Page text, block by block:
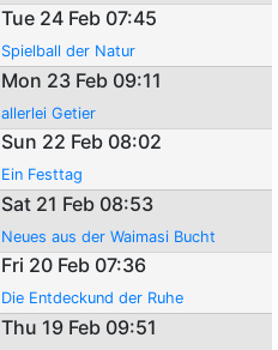
Tue 24 Feb 07:45
Spielball der Natur
Mon 23 Feb 09:11
allerlei Getier
Sun 22 Feb 08:02
Ein Festtag
Sat 21 Feb 08:53
Neues aus der Waimasi Bucht
Fri 20 Feb 07:36
Die Entdeckund der Ruhe
Thu 19 Feb 09:51